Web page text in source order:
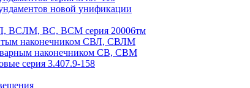
новой унификации
ВСЛМ, ВС, ВСМ серия 20006тм
наконечником СВЛ, СВЛМ
наконечником СВ, СВМ
серия 3.407.9-158